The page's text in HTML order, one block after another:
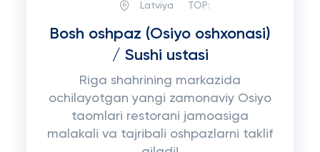
Latviya TOP:
Bosh oshpaz (Osiyo oshxonasi)
/ Sushi ustasi
Riga shahrining markazida
ochilayotgan yangi zamonaviy Osiyo
taomlari restorani jamoasiga
malakali va tajribali oshpazlarni taklif